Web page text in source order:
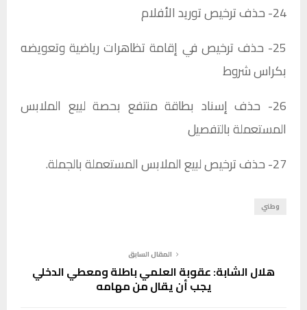
24- حذف ترخيص توريد الأفلام​
25- حذف ترخيص في إقامة تظاهرات رياضية وتعويضه
بكراس شروط​
26- حذف إسناد بطاقة منتفع بحصة لبيع الملابس
المستعملة بالتفصيل​
27- حذف ترخيص لبيع الملابس المستعملة بالجملة.
وطني
المقال السابق
هلال الشابة: عقوبة العلمي باطلة ومعطي الدخلي
يجب أن يقال من مهامه